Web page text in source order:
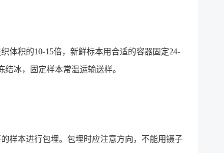
体积的10-15倍，新鲜标本用合适的容器固定24-
冰，固定样本常温运输送样。
样本进行包埋。包埋时应注意方向，不能用镊子